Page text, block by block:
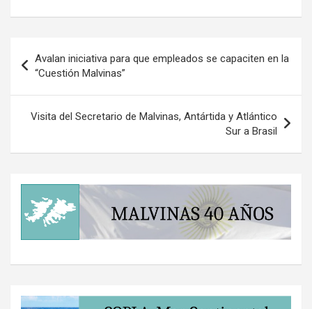
de
entradas
Avalan iniciativa para que empleados se capaciten en la
“Cuestión Malvinas”
Visita del Secretario de Malvinas, Antártida y Atlántico
Sur a Brasil